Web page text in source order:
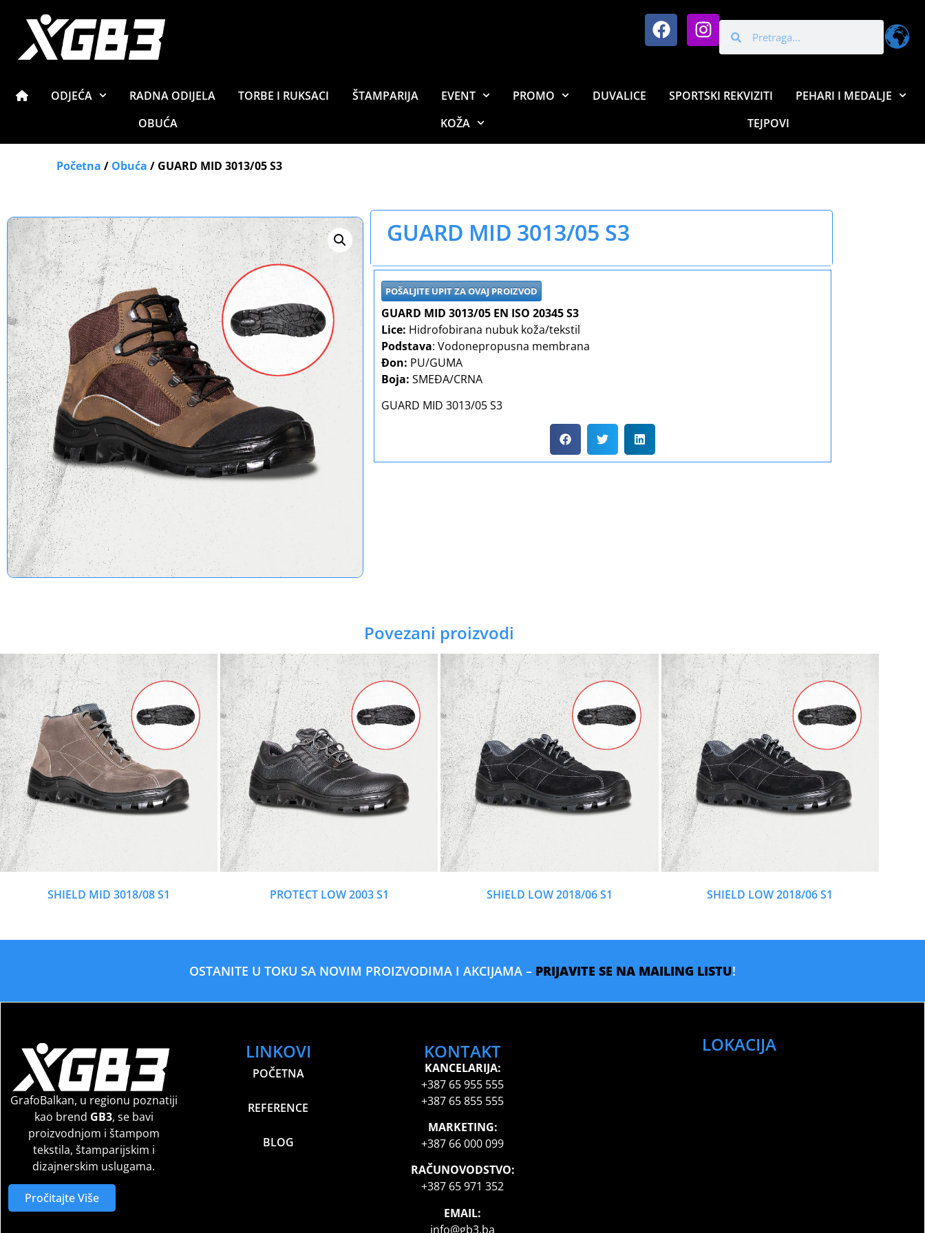
ODJEĆA RADNA ODIJELA TORBE I RUKSACI ŠTAMPARIJA EVENT PROMO DUVALICE SPORTSKI REKVIZITI
PEHARI I MEDALJE
OBUĆA
KOŽA TEJPOVI
Početna / Obuća / GUARD MID 3013/05 S3
GUARD MID 3013/05 S3
POŠALJITE UPIT ZA OVAJ PROIZVOD
GUARD MID 3013/05 EN ISO 20345 S3
Lice: Hidrofobirana nubuk koža/tekstil
Podstava: Vodonepropusna membrana
Đon: PU/GUMA
Boja: SMEĐA/CRNA
GUARD MID 3013/05 S3
Povezani proizvodi
SHIELD MID 3018/08 S1 PROTECT LOW 2003 S1 SHIELD LOW 2018/06 S1 SHIELD LOW 2018/06 S1
OSTANITE U TOKU SA NOVIM PROIZVODIMA I AKCIJAMA – PRIJAVITE SE NA MAILING LISTU!
GrafoBalkan, u regionu poznatiji
kao brend GB3, se bavi
proizvodnjom i štampom
tekstila, štamparijskim i
dizajnerskim uslugama.
Pročitajte Više
LINKOVI
POČETNA
REFERENCE
BLOG
KONTAKT
KANCELARIJA:
+387 65 955 555
+387 65 855 555
MARKETING:
+387 66 000 099
RAČUNOVODSTVO:
+387 65 971 352
EMAIL:
info@gb3.ba
LOKACIJA